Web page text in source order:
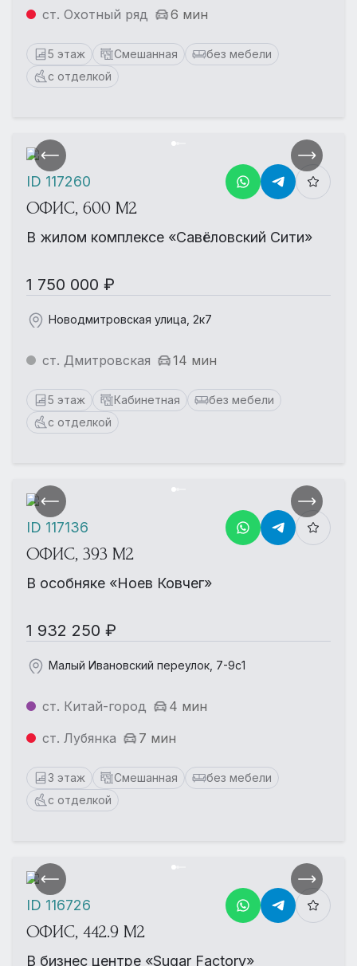
ст. Охотный ряд
6 мин
5 этаж Смешанная
без мебели
с отделкой
ОФИС, 600 М2
В жилом комплексе «Савёловский Сити»
1 750 000 ₽
Новодмитровская улица, 2к7
ст. Дмитровская 14 мин
5 этаж Кабинетная
без мебели
с отделкой
ID 117260
ОФИС, 393 М2
В особняке «Ноев Ковчег»
1 932 250 ₽
Малый Ивановский переулок, 7-9с1
ст. Китай-город
4 мин
ст. Лубянка
7 мин
3 этаж Смешанная
без мебели
с отделкой
ID 117136
ОФИС, 442.9 М2
В бизнес центре «Sugar Factory»
ID 116726